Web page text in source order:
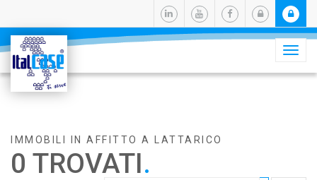
IMMOBILI IN AFFITTO A LATTARICO
0 TROVATI.